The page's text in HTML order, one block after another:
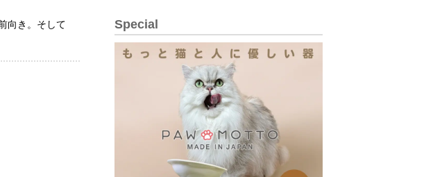
向き。そして
Special